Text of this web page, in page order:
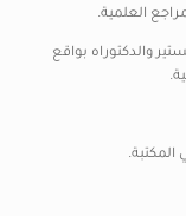
العلمية.
والدكتوراه بواقع
المكتبة.